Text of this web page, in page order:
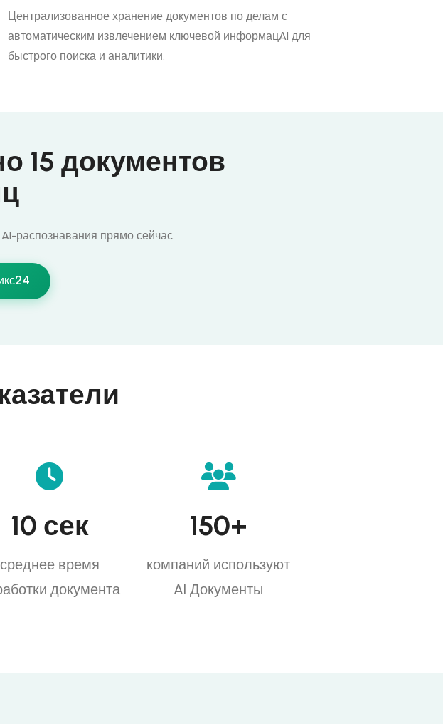
Централизованное хранение документов по делам с
автоматическим извлечением ключевой информацAI для
быстрого поиска и аналитики.
15 документов
распознавания прямо сейчас.
10 сек
среднее время
документа
150+
компаний используют
AI Документы